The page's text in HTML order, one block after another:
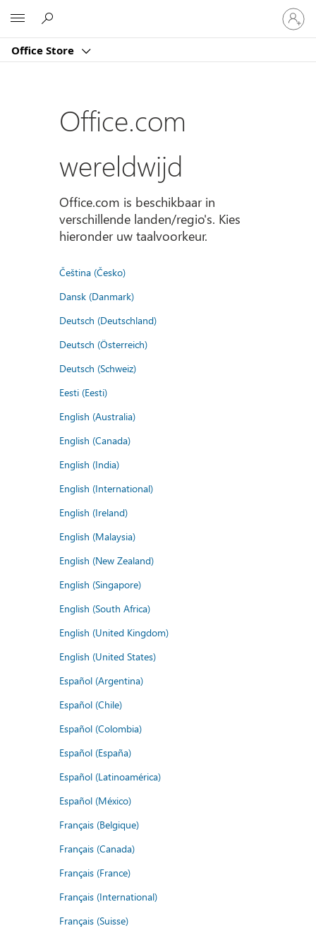
Office Store
Meld
je
aan
je
Office.com
wereldwijd
Office.com is beschikbaar in
verschillende landen/regio's. Kies
hieronder uw taalvoorkeur.
Čeština (Česko)
Dansk (Danmark)
Deutsch (Deutschland)
Deutsch (Österreich)
Deutsch (Schweiz)
Eesti (Eesti)
English (Australia)
English (Canada)
English (India)
English (International)
English (Ireland)
English (Malaysia)
English (New Zealand)
English (Singapore)
English (South Africa)
English (United Kingdom)
English (United States)
Español (Argentina)
Español (Chile)
Español (Colombia)
Español (España)
Español (Latinoamérica)
Español (México)
Français (Belgique)
Français (Canada)
Français (France)
Français (International)
Français (Suisse)